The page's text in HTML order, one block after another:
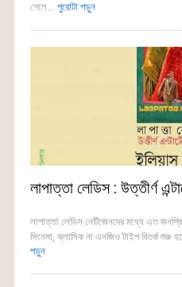
গেলে... পুরোটা পড়ুন
লাপাত্তা লেডিস : উত্তীর্ণ
লাপাত্তা লেডিস নেটিজেনদের মধ্যে এত
সিনেমা, ক্লাসিক না এনজিও টাইপ বিতর্ক শুরু
পড়ুন